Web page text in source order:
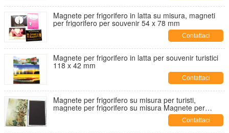
Magnete per frigorifero in latta su misura, magneti
per frigorifero per souvenir 54 x 78 mm
Contattaci
Magnete per frigorifero in latta per souvenir turistici
118 x 42 mm
Contattaci
Magnete per frigorifero su misura per turisti,
magnete per frigorifero su misura Magnete per
frigorifero con stampa fotografica Magnete per
Contattaci